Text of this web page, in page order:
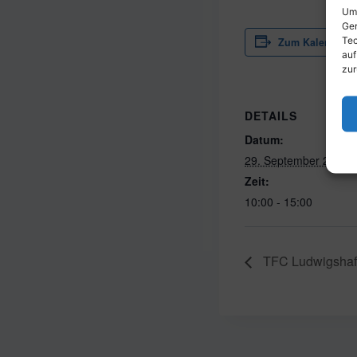
Zum Kalender
DETAILS
Datum:
29. September 2024
Zeit:
10:00 - 15:00
TFC